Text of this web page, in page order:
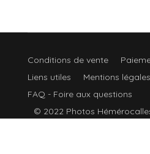
Conditions de vente
Liens utiles
Mentions légales
FAQ - Foire aux questions
© 2022 Photos